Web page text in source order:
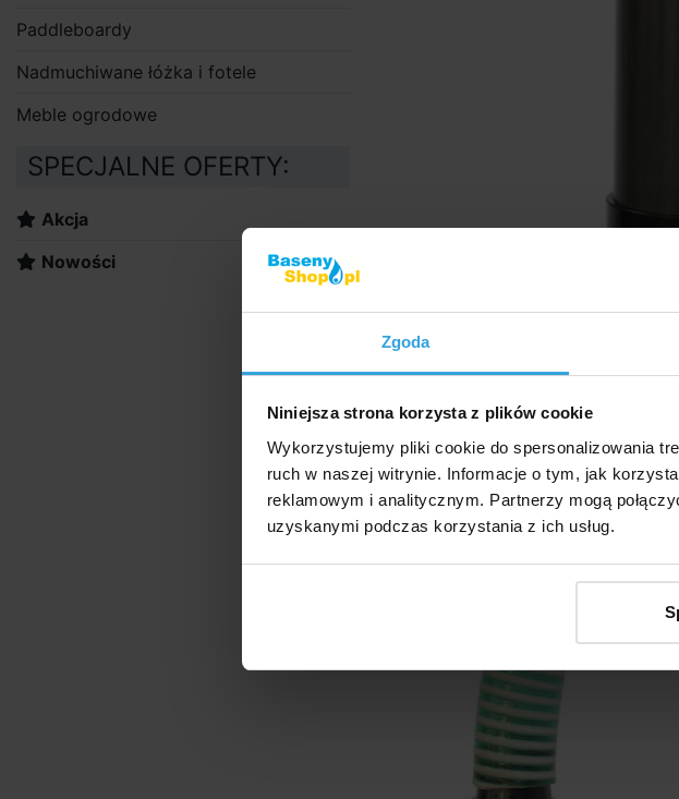
Zgoda
Niniejsza strona korzysta z plików cookie
Wykorzystujemy pliki cookie do spersonalizowania
ruch w naszej witrynie. Informacje o tym, jak
reklamowym i analitycznym. Partnerzy mogą
uzyskanymi podczas korzystania z ich usług.
Wąż 32 / 38mm
Paddleboardy
Nadmuchiwane łóżka i fotele
Meble ogrodowe
SPECJALNE OFERTY:
Akcja
Nowości